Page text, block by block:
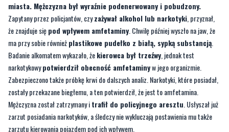
miasta. Mężczyzna był wyraźnie podenerwowany i pobudzony.
Zapytany przez policjantów, czyzażywał alkohol lub narkotyki , przyznał,
że znajduje siępod wpływem amfetaminy . Chwilę później wyszło na jaw, że
ma przy sobie równieżplastikowe pudełko z białą, sypką substancją
Badanie alkomatem wykazało, żekierowca był trzeźwy , jednak test
narkotykowypotwierdził obecność amfetaminyw jego organizmie.
Zabezpieczono także próbkę krwi do dalszych analiz. Narkotyki, które posiadał,
zostały przekazane biegłemu, a ten potwierdził, że jest to amfetamina.
Mężczyzna został zatrzymany itrafił do policyjnego aresztu . Usłyszał już
zarzut posiadania narkotyków, a śledczy nie wykluczają postawienia mu także
zarzutu kierowania pojazdem pod ich wpływem.